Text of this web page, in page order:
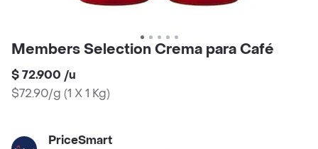
Members Selection Crema para Café
$ 72.900 /u
$72.90/g (1 X 1 Kg)
PriceSmart